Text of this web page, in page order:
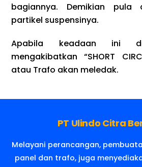
bagiannya. Demikian pula
partikel suspensinya.
Apabila keadaan ini
mengakibatkan “SHORT
atau Trafo akan meledak.
PT Ulindo Citra
Melayani perancangan,
panel dan trafo, juga